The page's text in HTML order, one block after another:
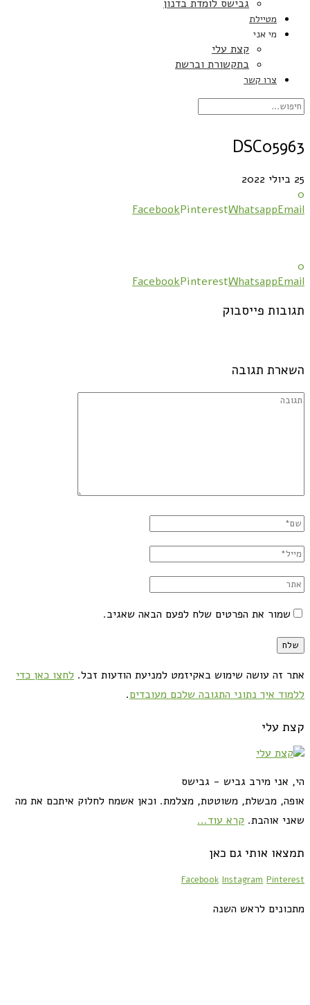
גבישס לומדת בדנון
מטיילת
מי אני
קצת עלי
בתקשורת וברשת
צרו קשר
DSC05963
25 ביולי 2022
0
FacebookPinterestWhatsappEmail
0
FacebookPinterestWhatsappEmail
תגובות פייסבוק
השארת תגובה
שמור את הפרטים שלח לפעם הבאה שאגיב.
אתר זה עושה שימוש באקיזמט למניעת הודעות זבל. לחצו כאן כדי
ללמוד איך נתוני התגובה שלכם מעובדים.
קצת עלי
הי, אני מירב גביש - גבישס
אופה, מבשלת, משוטטת, מצלמת. וכאן אשמח לחלוק איתכם את מה
שאני אוהבת. קרא עוד...
תמצאו אותי גם כאן
Facebook Instagram Pinterest
מתכונים לראש השנה